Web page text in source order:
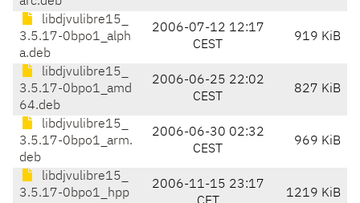
libdjvulibre15_
3.5.17-0bpo1_alph
a.deb
2006-07-12 12:17
CEST
919 KiB
libdjvulibre15_
3.5.17-0bpo1_amd
64.deb
2006-06-25 22:02
CEST
827 KiB
libdjvulibre15_
3.5.17-0bpo1_arm.
deb
2006-06-30 02:32
CEST
969 KiB
libdjvulibre15_
3.5.17-0bpo1_hpp
2006-11-15 23:17
1219 KiB